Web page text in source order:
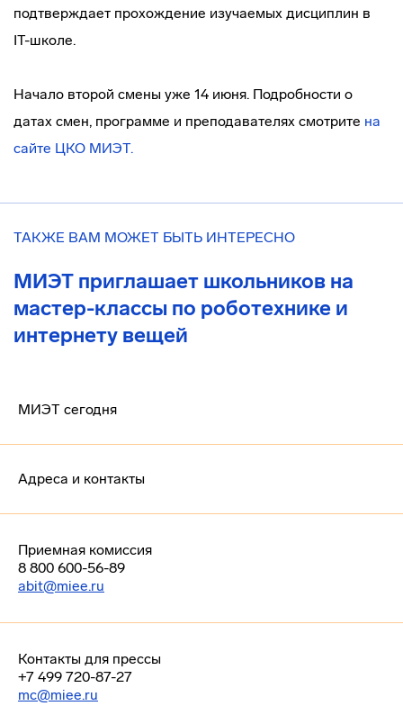
подтверждает прохождение изучаемых дисциплин в
IT-школе.
Начало второй смены уже 14 июня. Подробности о
датах смен, программе и преподавателях смотрите на
сайте ЦКО МИЭТ.
ТАКЖЕ ВАМ МОЖЕТ БЫТЬ ИНТЕРЕСНО
МИЭТ приглашает школьников на
мастер-классы по роботехнике и
интернету вещей
МИЭТ сегодня
Адреса и контакты
Приемная комиссия
8 800 600-56-89
abit@miee.ru
Контакты для прессы
+7 499 720-87-27
mc@miee.ru